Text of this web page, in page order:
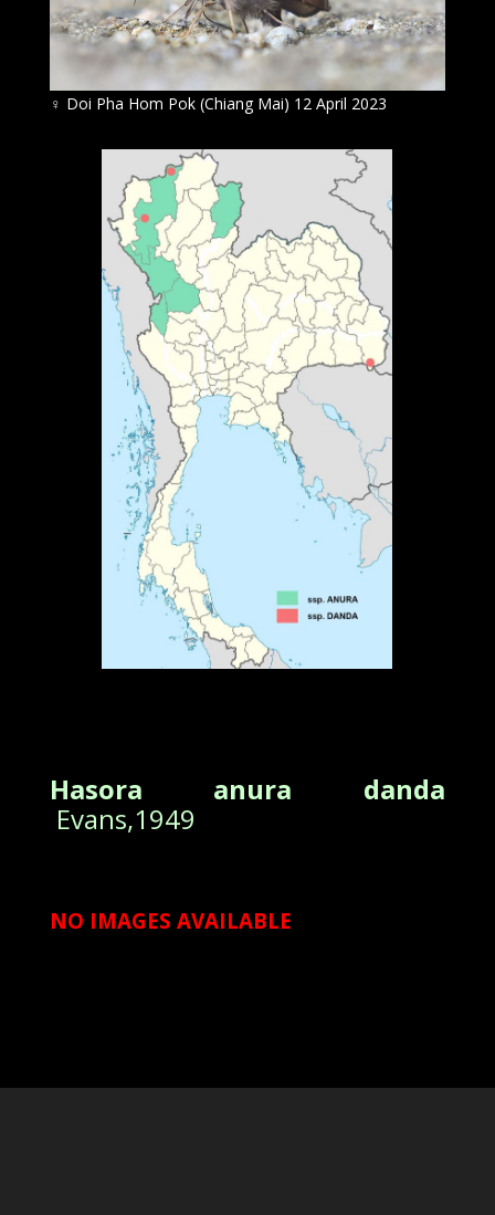
♀ Doi Pha Hom Pok (Chiang Mai) 12 April 2023
Hasora anura danda
Evans,1949
NO IMAGES AVAILABLE